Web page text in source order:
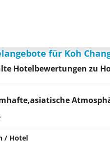
für Koh
Hotelbewertungen zu
/ Hotel